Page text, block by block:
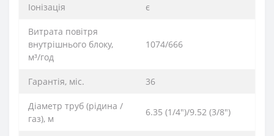
Іонізація є
Витрата повітря
внутрішнього блоку,
м³/год
1074/666
Гарантія, міс. 36
Діаметр труб (рідина /
газ), м
6.35 (1/4")/9.52 (3/8")